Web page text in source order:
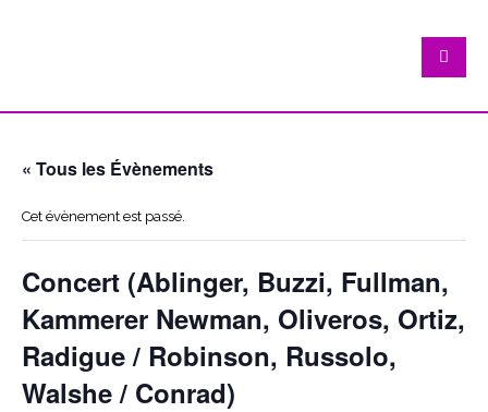
« Tous les Évènements
Cet évènement est passé.
Concert (Ablinger, Buzzi, Fullman,
Kammerer Newman, Oliveros, Ortiz,
Radigue / Robinson, Russolo,
Walshe / Conrad)